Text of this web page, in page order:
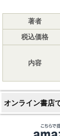
著者
税込価格
内容
オンライン書店